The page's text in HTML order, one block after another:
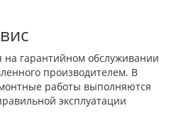
на гарантийном обслуживании
производителем. В
работы выполняются
эксплуатации